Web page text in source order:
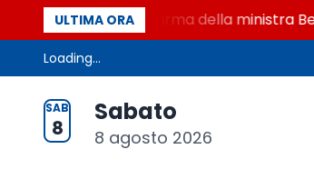
ULTIMA ORA
miliardi, c'è la firma della ministra Bernini
Loading...
SAB
8
Sabato
8 agosto 2026